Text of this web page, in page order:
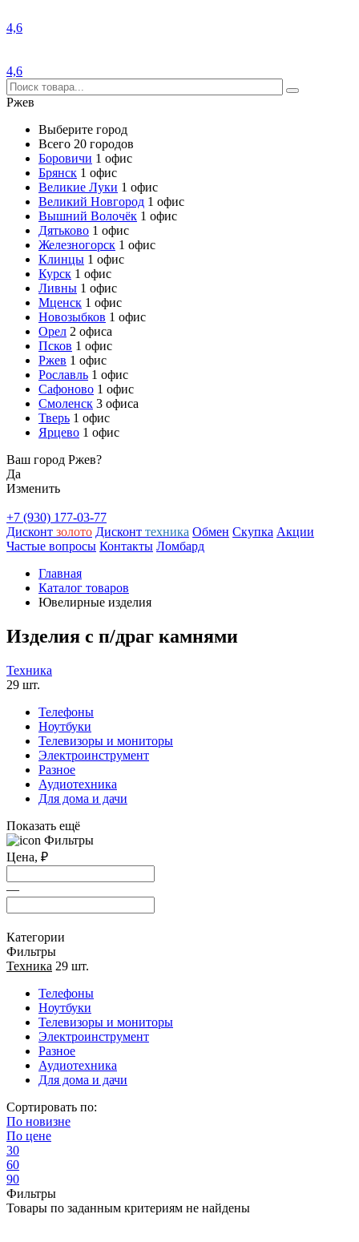
4,6
4,6
Ржев
Выберите город
Всего 20 городов
Боровичи 1 офис
Брянск 1 офис
Великие Луки 1 офис
Великий Новгород 1 офис
Вышний Волочёк 1 офис
Дятьково 1 офис
Железногорск 1 офис
Клинцы 1 офис
Курск 1 офис
Ливны 1 офис
Мценск 1 офис
Новозыбков 1 офис
Орел 2 офиса
Псков 1 офис
Ржев 1 офис
Рославль 1 офис
Сафоново 1 офис
Смоленск 3 офиса
Тверь 1 офис
Ярцево 1 офис
Ваш город Ржев?
Да
Изменить
+7 (930) 177-03-77
Дисконт золото Дисконт техника Обмен Скупка Акции
Частые вопросы Контакты Ломбард
Главная
Каталог товаров
Ювелирные изделия
Изделия с п/драг камнями
Техника
29 шт.
Телефоны
Ноутбуки
Телевизоры и мониторы
Электроинструмент
Разное
Аудиотехника
Для дома и дачи
Показать ещё
Фильтры
Цена, ₽
—
Категории
Фильтры
Техника 29 шт.
Телефоны
Ноутбуки
Телевизоры и мониторы
Электроинструмент
Разное
Аудиотехника
Для дома и дачи
Сортировать по:
По новизне
По цене
30
60
90
Фильтры
Товары по заданным критериям не найдены